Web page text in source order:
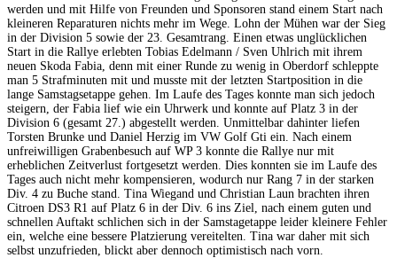
werden und mit Hilfe von Freunden und Sponsoren stand einem Start nach
kleineren Reparaturen nichts mehr im Wege. Lohn der Mühen war der Sieg
in der Division 5 sowie der 23. Gesamtrang. Einen etwas unglücklichen
Start in die Rallye erlebten Tobias Edelmann / Sven Uhlrich mit ihrem
neuen Skoda Fabia, denn mit einer Runde zu wenig in Oberdorf schleppte
man 5 Strafminuten mit und musste mit der letzten Startposition in die
lange Samstagsetappe gehen. Im Laufe des Tages konnte man sich jedoch
steigern, der Fabia lief wie ein Uhrwerk und konnte auf Platz 3 in der
Division 6 (gesamt 27.) abgestellt werden. Unmittelbar dahinter liefen
Torsten Brunke und Daniel Herzig im VW Golf Gti ein. Nach einem
unfreiwilligen Grabenbesuch auf WP 3 konnte die Rallye nur mit
erheblichen Zeitverlust fortgesetzt werden. Dies konnten sie im Laufe des
Tages auch nicht mehr kompensieren, wodurch nur Rang 7 in der starken
Div. 4 zu Buche stand. Tina Wiegand und Christian Laun brachten ihren
Citroen DS3 R1 auf Platz 6 in der Div. 6 ins Ziel, nach einem guten und
schnellen Auftakt schlichen sich in der Samstagetappe leider kleinere Fehler
ein, welche eine bessere Platzierung vereitelten. Tina war daher mit sich
selbst unzufrieden, blickt aber dennoch optimistisch nach vorn.